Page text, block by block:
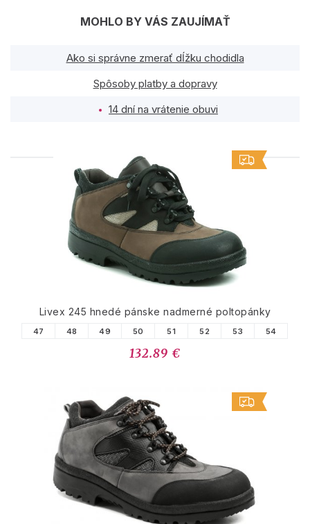
MOHLO BY VÁS ZAUJÍMAŤ
Ako si správne zmerať dĺžku chodidla
Spôsoby platby a dopravy
14 dní na vrátenie obuvi
PODOBNÉ PRODUKTY
Livex 245 hnedé pánske nadmerné poltopánky
47 48 49 50 51 52 53 54
132.89 €